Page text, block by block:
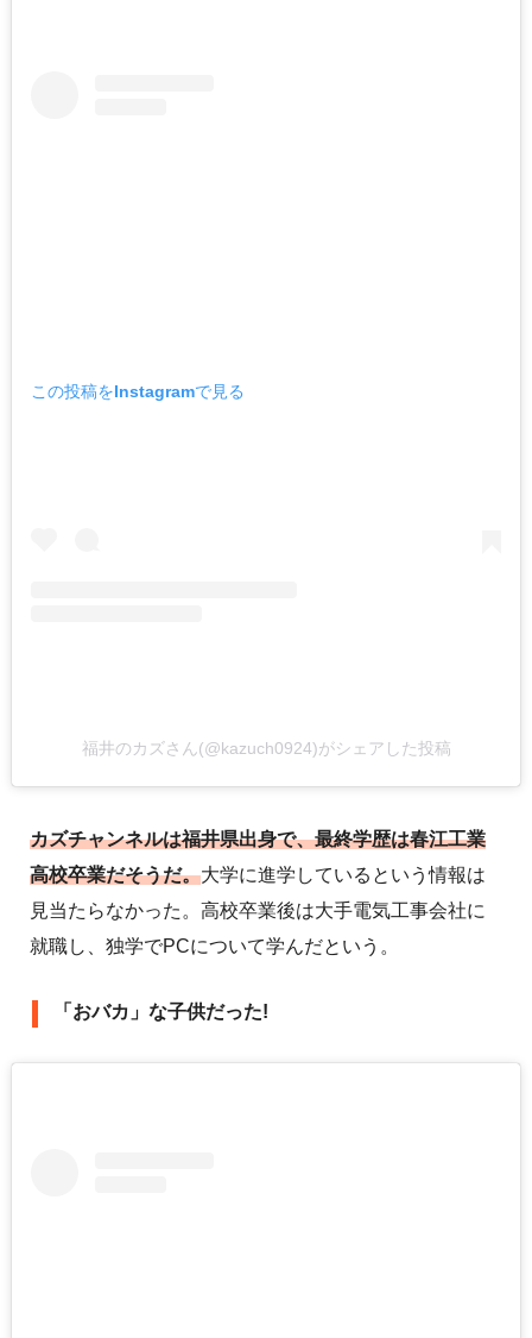
この投稿をInstagramで見る
福井のカズさん(@kazuch0924)がシェアした投稿
カズチャンネルは福井県出身で、最終学歴は春江工業
高校卒業だそうだ。大学に進学しているという情報は
見当たらなかった。高校卒業後は大手電気工事会社に
就職し、独学でPCについて学んだという。
「おバカ」な子供だった!